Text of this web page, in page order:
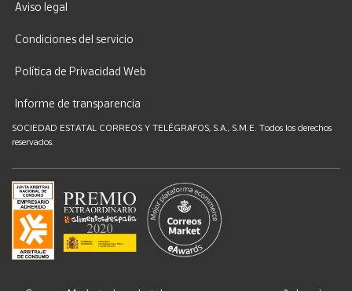
Aviso legal
Condiciones del servicio
Política de Privacidad Web
Informe de transparencia
SOCIEDAD ESTATAL CORREOS Y TELÉGRAFOS, S.A., S.M.E. Todos los derechos
reservados.